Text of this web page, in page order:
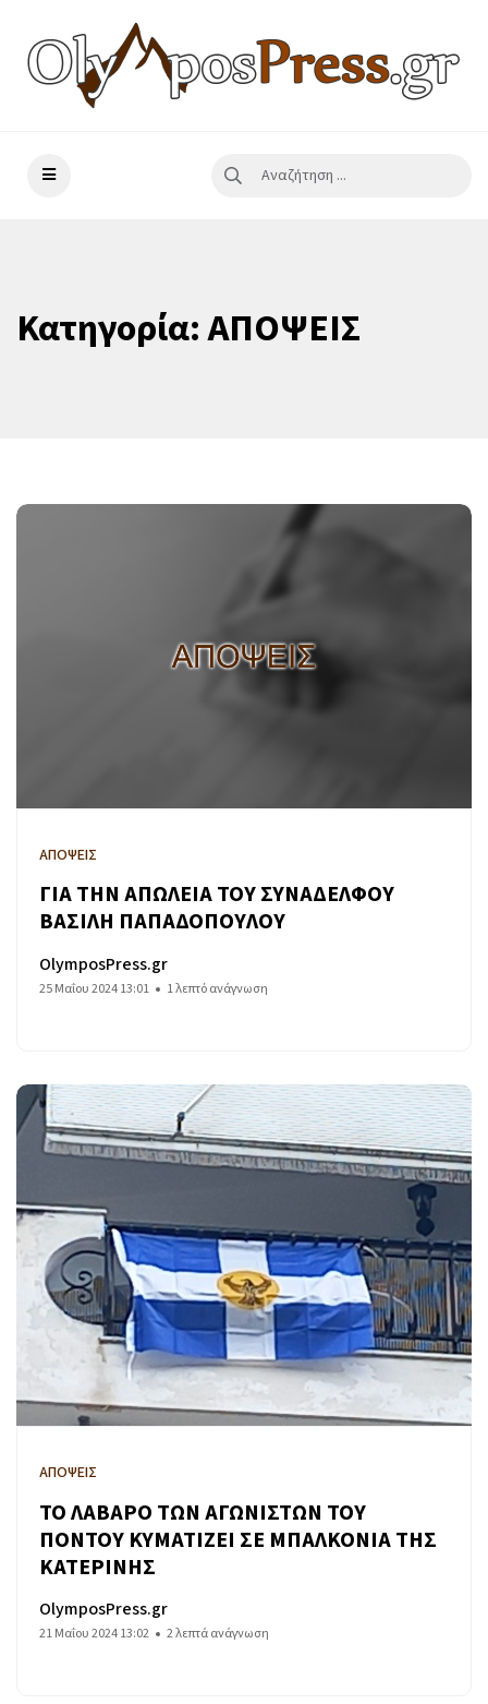
Κατηγορία:ΑΠΟΨΕΙΣ
ΑΠΟΨΕΙΣ
ΓΙΑ ΤΗΝ ΑΠΩΛΕΙΑ ΤΟΥ ΣΥΝΑΔΕΛΦΟΥ
ΒΑΣΙΛΗ ΠΑΠΑΔΟΠΟΥΛΟΥ
OlymposPress.gr
25 Μαΐου 2024 13:01 1 λεπτό ανάγνωση
ΑΠΟΨΕΙΣ
ΤΟ ΛΑΒΑΡΟ ΤΩΝ ΑΓΩΝΙΣΤΩΝ ΤΟΥ
ΠΟΝΤΟΥ ΚΥΜΑΤΙΖΕΙ ΣΕ ΜΠΑΛΚΟΝΙΑ ΤΗΣ
ΚΑΤΕΡΙΝΗΣ
OlymposPress.gr
21 Μαΐου 2024 13:02 2 λεπτά ανάγνωση